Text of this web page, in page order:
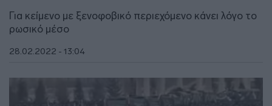
Για κείμενο με ξενοφοβικό περιεχόμενο κάνει λόγο το
ρωσικό μέσο
28.02.2022 - 13:04